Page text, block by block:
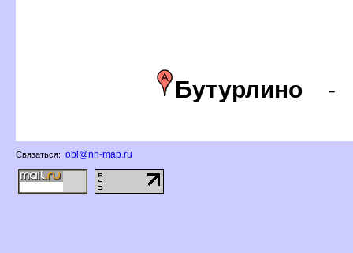
Бутурлино
Связаться: obl@nn-map.ru